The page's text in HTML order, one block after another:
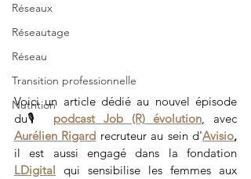
Réseaux
Réseautage
Réseau
Transition professionnelle
Nutrition
Voici un article dédié au nouvel épisode
du🎙️ podcast Job (R) évolution,
Aurélien Rigard recruteur au sein d'Avisio,
LDigital qui sensibilise les femmes aux